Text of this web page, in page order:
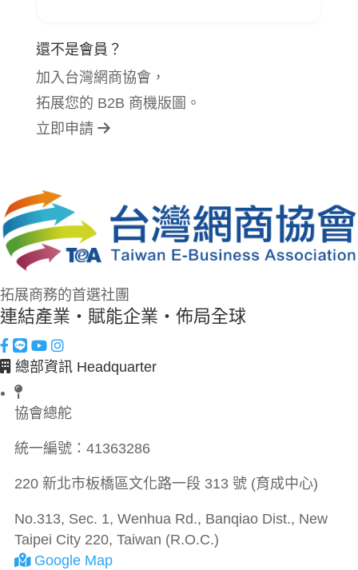
還不是會員？
加入台灣網商協會，
拓展您的 B2B 商機版圖。
立即申請
拓展商務的首選社團
連結產業・賦能企業・佈局全球
總部資訊 Headquarter
協會總舵
統一編號： 41363286
220 新北市板橋區文化路一段 313 號 (育成中心)
No.313, Sec. 1, Wenhua Rd., Banqiao Dist., New
Taipei City 220, Taiwan (R.O.C.)
Google Map